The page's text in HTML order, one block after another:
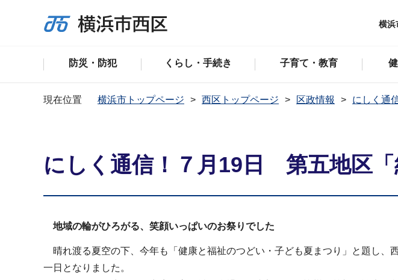
横浜
防災・防犯 くらし・手続き 子育て・教育
現在位置 横浜市トップページ 西区トップページ 区政情報 にしく通
にしく通信！７月19日 第五地区「
地域の輪がひろがる、笑顔いっぱいのお祭りでした
晴れ渡る夏空の下、今年も「健康と福祉のつどい・子ども夏まつり」と題し、
一日となりました。